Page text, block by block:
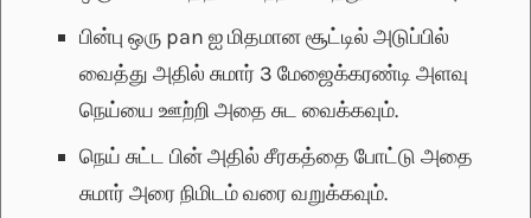
பின்பு ஒரு pan ஐ மிதமான சூட்டில் அடுப்பில்
வைத்து அதில் சுமார் 3 மேஜைக்கரண்டி அளவு
நெய்யை ஊற்றி அதை சுட வைக்கவும்.
நெய் சுட்ட பின் அதில் சீரகத்தை போட்டு அதை
சுமார் அரை நிமிடம் வரை வறுக்கவும்.